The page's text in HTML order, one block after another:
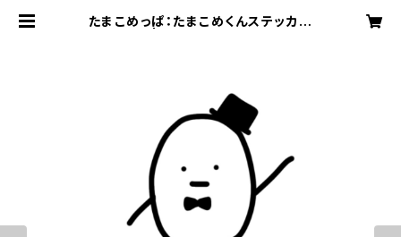
たまこめっぱ：たまこめくんステッカー